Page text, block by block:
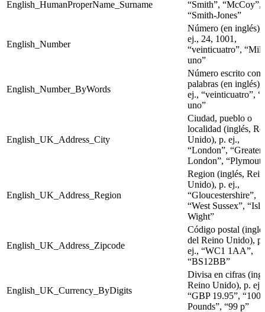
English_HumanProperName_Surname
“Smith”, “McCoy”,
“Smith-Jones”
English_Number
Número (en inglés),
ej., 24, 1001,
“veinticuatro”, “Mil
uno”
English_Number_ByWords
Número escrito con
palabras (en inglés),
ej., “veinticuatro”,
uno”
English_UK_Address_City
Ciudad, pueblo o
localidad (inglés,
Unido), p. ej.,
“London”, “Greater
London”,
English_UK_Address_Region
Region (inglés,
Unido), p. ej.,
“Gloucestershire”,
“West Sussex”,
Wight”
English_UK_Address_Zipcode
Código postal
del Reino Unido), p.
ej., “WC1 1AA”,
“BS12BB”
English_UK_Currency_ByDigits
Divisa en cifras
Reino Unido), p. ej.,
“GBP 19.95”, “100
Pounds”, “99 p”